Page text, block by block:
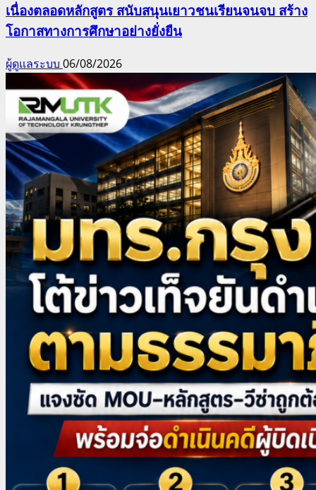
เนื่องตลอดหลักสูตร สนับสนุนเยาวชนเรียนจนจบ สร้าง
โอกาสทางการศึกษาอย่างยั่งยืน
ผู้ดูแลระบบ 06/08/2026